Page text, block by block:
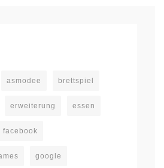
asmodee brettspiel
erweiterung essen
facebook
google